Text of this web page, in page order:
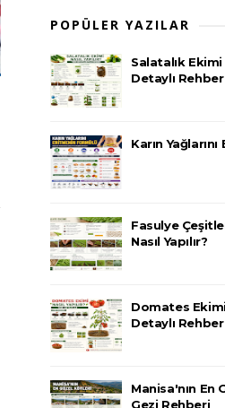
POPÜLER YAZILAR
Salatalık Ekimi
Detaylı Rehber
Karın
Fasulye
Nasıl Yapılır?
Domates Ekimi
Detaylı Rehber
Manisa'nın En
Gezi Rehberi